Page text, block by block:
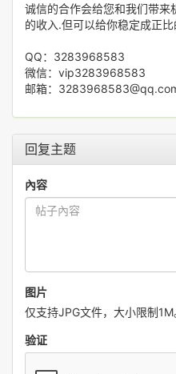
诚信的合作会给您和我们带
的收入.但可以给你稳定成正比
QQ：3283968583
微信：vip3283968583
邮箱：
回复主题
內容
图片
仅支持JPG文件，大小限制1M
验证